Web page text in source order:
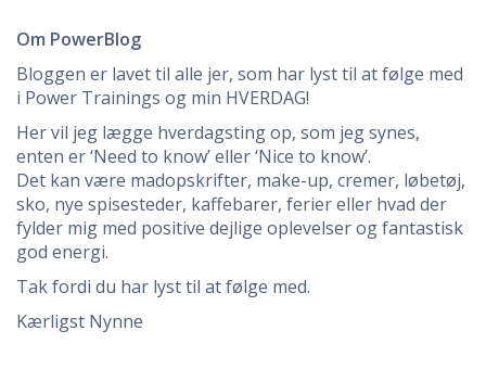
Om PowerBlog
Bloggen er lavet til alle jer, som har lyst til at følge med
i Power Trainings og min HVERDAG!
Her vil jeg lægge hverdagsting op, som jeg synes,
enten er ‘Need to know’ eller ‘Nice to know’.
Det kan være madopskrifter, make-up, cremer, løbetøj,
sko, nye spisesteder, kaffebarer, ferier eller hvad der
fylder mig med positive dejlige oplevelser og fantastisk
god energi.
Tak fordi du har lyst til at følge med.
Kærligst Nynne